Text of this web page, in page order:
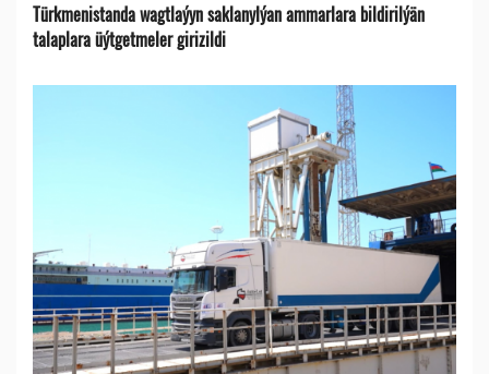
Türkmenistanda wagtlaýyn saklanylýan ammarlara bildirilýän
talaplara üýtgetmeler girizildi